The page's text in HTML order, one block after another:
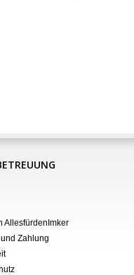
AllesfürdenImker
Zahlung